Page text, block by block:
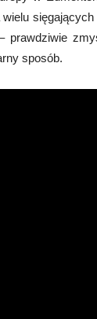
sięgających
sposób.